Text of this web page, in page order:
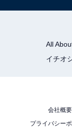
クッション性
うことを目的に
をしているので
マンの「DFBス
All
イチオ
会社概要
プライバシー